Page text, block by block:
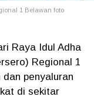
1 Belawan foto
Raya Idul Adha
Regional 1
penyaluran
di sekitar